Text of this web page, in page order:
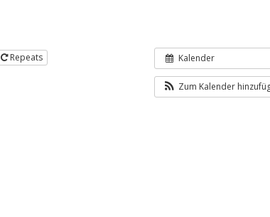
Kalender
Zum Kalender
Repeats